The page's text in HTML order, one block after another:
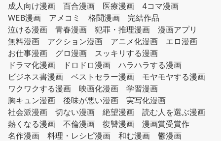
成人向け漫画
百合漫画 医療漫画
4コマ漫画
WEB漫画
アメコミ 格闘漫画
完結作品
泣ける漫画
青春漫画 犯罪・推理漫画
漫画アプリ
無料漫画
アクション漫画 アニメ化漫画
エロ漫画
お仕事漫画
グロ漫画
スッキリする漫画
ドラマ化漫画
ドロドロ漫画
ハラハラする漫画
ビジネス書漫画
ベストセラー漫画
モヤモヤする漫画
ワクワクする漫画
映画化漫画
学習漫画
胸キュン漫画
後味が悪い漫画
実写化漫画
社会派漫画
切ない漫画 絶望漫画
読む人を選ぶ漫画
熱くなる漫画
不倫漫画 復讐漫画
漫画賞受賞作
名作漫画
料理・レシピ漫画 和む漫画
鬱漫画